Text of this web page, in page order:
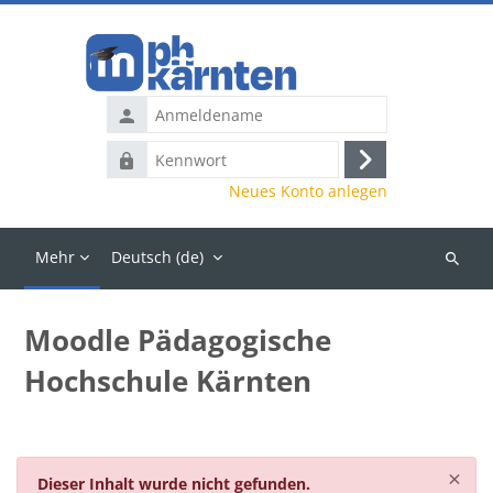
Anmeldename
Kennwort
Anmelden
Neues Konto anlegen
Mehr Deutsch ‎(de)‎
Kurse
Moodle Pädagogische
Hochschule Kärnten
Blöcke
Dieser Inhalt wurde nicht gefunden. ×